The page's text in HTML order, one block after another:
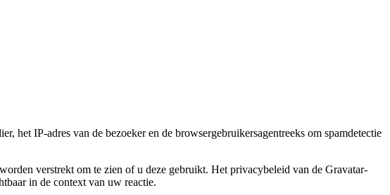
het IP-adres van de bezoeker en de browsergebruikersagentreeks om spamdetectie
verstrekt om te zien of u deze gebruikt. Het privacybeleid van de Gravatar-
in de context van uw reactie.